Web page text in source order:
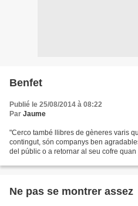
Benfet
Publié le 25/08/2014 à 08:22
Par Jaume
"Cerco també llibres de gèneres varis
contingut, són companys ben
del públic o a retornar al seu cofre
Ne pas se montrer assez